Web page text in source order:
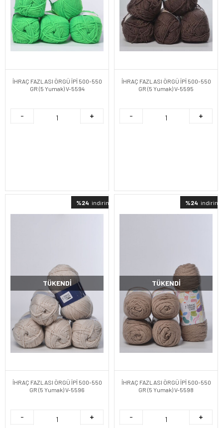
İHRAÇ FAZLASI ÖRGÜ İPİ 500-550
GR (5 Yumak) V-5594
İHRAÇ FAZLASI ÖRGÜ İPİ 500-550
GR (5 Yumak) V-5595
%24 indirimli
TÜKENDI
İHRAÇ FAZLASI ÖRGÜ İPİ 500-550
GR (5 Yumak) V-5596
%24 indirimli
TÜKENDI
İHRAÇ FAZLASI ÖRGÜ İPİ 500-550
GR (5 Yumak) V-5598